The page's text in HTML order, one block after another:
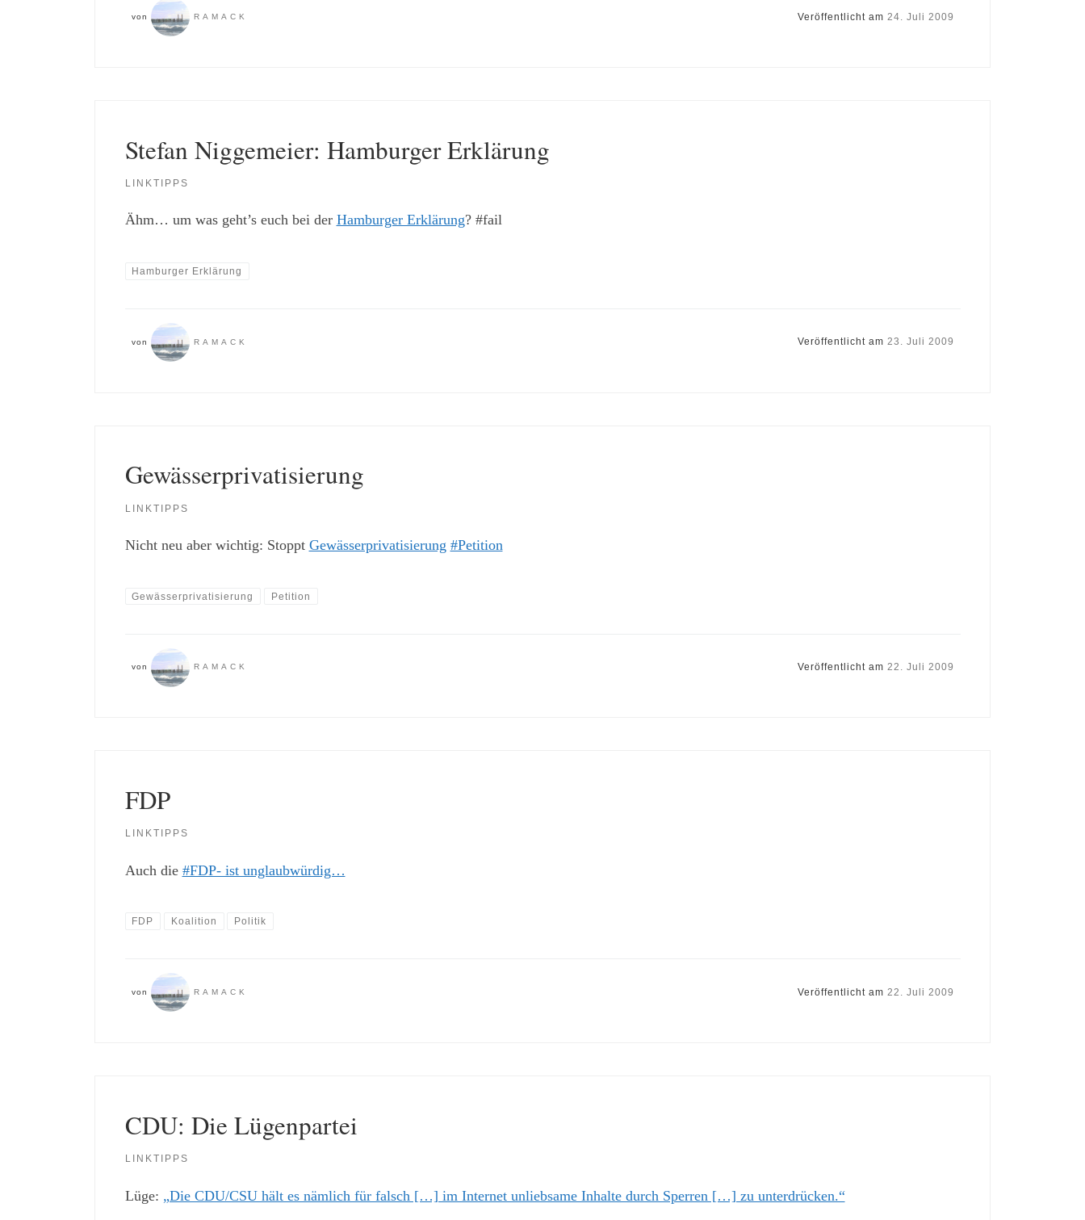
von RAMACK Veröffentlicht am 24. Juli 2009
Stefan Niggemeier: Hamburger Erklärung
LINKTIPPS
Ähm… um was geht’s euch bei der Hamburger Erklärung? #fail
Hamburger Erklärung
von RAMACK Veröffentlicht am 23. Juli 2009
Gewässerprivatisierung
LINKTIPPS
Nicht neu aber wichtig: Stoppt Gewässerprivatisierung #Petition
Gewässerprivatisierung Petition
von RAMACK Veröffentlicht am 22. Juli 2009
FDP
LINKTIPPS
Auch die #FDP- ist unglaubwürdig…
FDP Koalition Politik
von RAMACK Veröffentlicht am 22. Juli 2009
CDU: Die Lügenpartei
LINKTIPPS
Lüge: „Die CDU/CSU hält es nämlich für falsch […] im Internet unliebsame Inhalte durch Sperren […] zu unterdrücken.“